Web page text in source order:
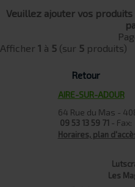
Veuillez ajouter vos
Afficher 1 à 5 (sur 5 produits)
Retour
AIRE-SUR-ADOUR
64 Rue du Mas -
09 53 13 59 71 - Fax:
Horaires, plan
Les